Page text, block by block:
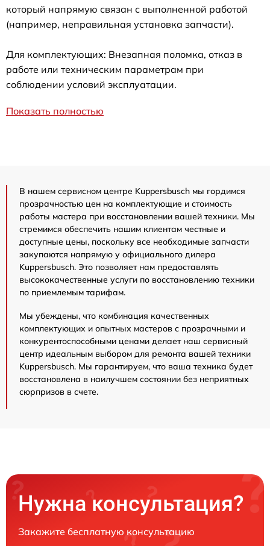
который напрямую связан с выполненной работой
(например, неправильная установка запчасти).
Для комплектующих: Внезапная поломка, отказ в
работе или техническим параметрам при
соблюдении условий эксплуатации.
Показать полностью
В нашем сервисном центре Kuppersbusch мы гордимся
прозрачностью цен на комплектующие и стоимость
работы мастера при восстановлении вашей техники. Мы
стремимся обеспечить нашим клиентам честные и
доступные цены, поскольку все необходимые запчасти
закупаются напрямую у официального дилера
Kuppersbusch. Это позволяет нам предоставлять
высококачественные услуги по восстановлению техники
по приемлемым тарифам.
Мы убеждены, что комбинация качественных
комплектующих и опытных мастеров с прозрачными и
конкурентоспособными ценами делает наш сервисный
центр идеальным выбором для ремонта вашей техники
Kuppersbusch. Мы гарантируем, что ваша техника будет
восстановлена в наилучшем состоянии без неприятных
сюрпризов в счете.
Нужна консультация?
Закажите бесплатную консультацию